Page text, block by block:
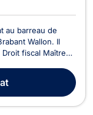
au barreau de
Wallon. Il
fiscal Maître
des